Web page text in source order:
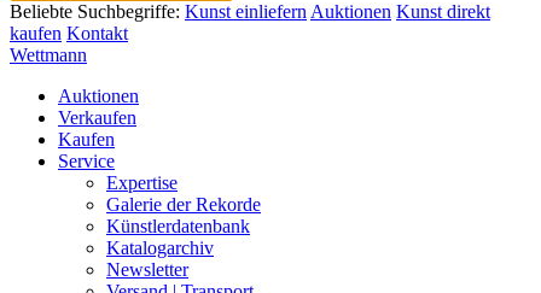
Beliebte Suchbegriffe: Kunst einliefern Auktionen Kunst direkt
kaufen Kontakt
Wettmann
Auktionen
Verkaufen
Kaufen
Service
Expertise
Galerie der Rekorde
Künstlerdatenbank
Katalogarchiv
Newsletter